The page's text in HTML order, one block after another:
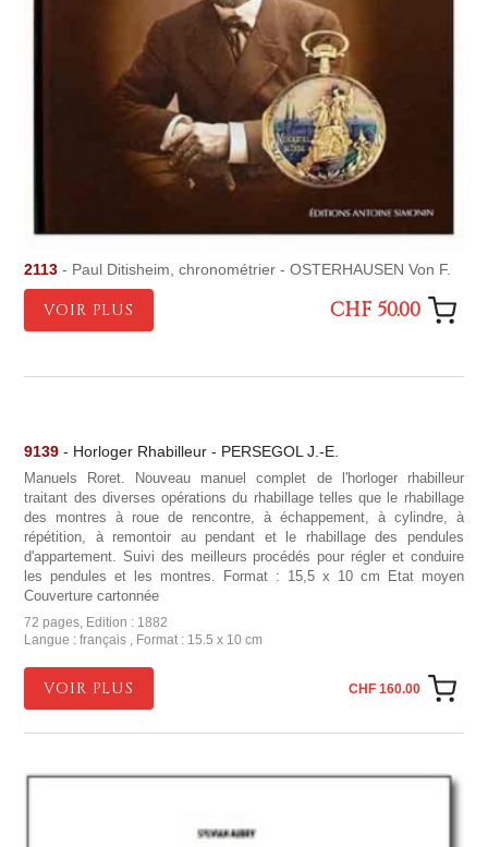
2113 - Paul Ditisheim, chronométrier - OSTERHAUSEN Von F.
VOIR PLUS CHF 50.00
9139 - Horloger Rhabilleur - PERSEGOL J.-E.
Manuels Roret. Nouveau manuel complet de l'horloger rhabilleur
traitant des diverses opérations du rhabillage telles que le rhabillage
des montres à roue de rencontre, à échappement, à cylindre, à
répétition, à remontoir au pendant et le rhabillage des pendules
d'appartement. Suivi des meilleurs procédés pour régler et conduire
les pendules et les montres. Format : 15,5 x 10 cm Etat moyen
Couverture cartonnée
72 pages, Edition : 1882
Langue : français , Format : 15.5 x 10 cm
VOIR PLUS CHF 160.00